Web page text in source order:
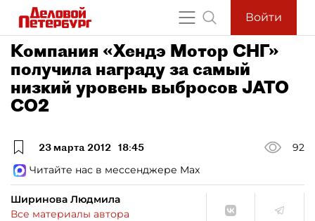
Войти
Компания «Хендэ Мотор СНГ»
получила награду за самый
низкий уровень выбросов JATO
CO2
23 марта 2012 18:45
92
Читайте нас в мессенджере Max
Ширинова Людмила
Все материалы автора